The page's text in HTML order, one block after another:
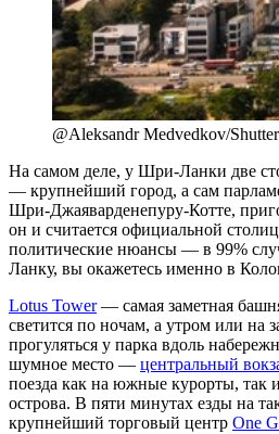
@Aleksandr Medvedkov/
На самом деле, у Шри-Ланки две
— крупнейший город, а сам
Шри-Джаяварденепуру-Котте,
он и считается официальной
политические нюансы — в 99%
Ланку, вы окажетесь именно в
Lotus Tower— самая заметная
светится по ночам, а утром или на
прогуляться у парка вдоль
шумное место — центральный
поезда как на южные курорты, так
острова. В пяти минутах езды на
крупнейший торговый центр One